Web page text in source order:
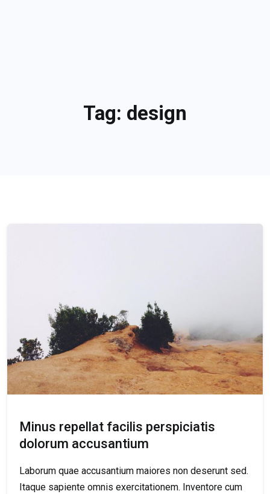
Tag: design
Minus repellat facilis perspiciatis
dolorum accusantium
Laborum quae accusantium maiores non deserunt sed.
Itaque sapiente omnis exercitationem. Inventore cum